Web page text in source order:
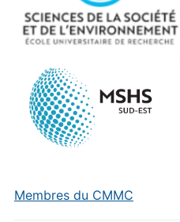
Membres du CMMC